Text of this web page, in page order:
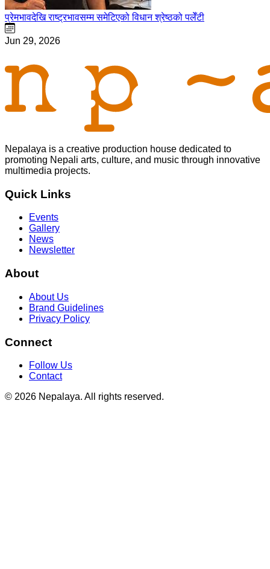
प्रेमभावदेखि राष्ट्रभावसम्म समेटिएको विधान श्रेष्ठको पलेँटी
Jun 29, 2026
Nepalaya is a creative production house dedicated to
promoting Nepali arts, culture, and music through innovative
multimedia projects.
Quick Links
Events
Gallery
News
Newsletter
About
About Us
Brand Guidelines
Privacy Policy
Connect
Follow Us
Contact
© 2026 Nepalaya. All rights reserved.